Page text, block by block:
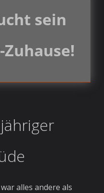
sein
jähriger
alles andere als